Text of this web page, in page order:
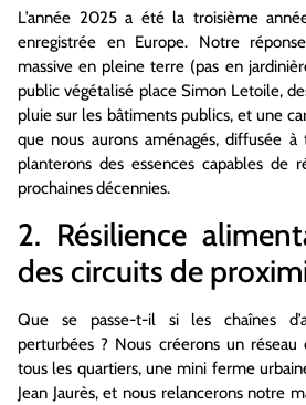
L’année 2025 a été la troisième
enregistrée en Europe. Notre
massive en pleine terre (pas en
public végétalisé place Simon Letoile,
pluie sur les bâtiments publics, et une
que nous aurons aménagés, diffusée
planterons des essences capables de
prochaines décennies.
2. Résilience
des circuits de
Que se passe-t-il si les chaînes
perturbées ? Nous créerons un réseau
tous les quartiers, une mini ferme
Jean Jaurès, et nous relancerons notre